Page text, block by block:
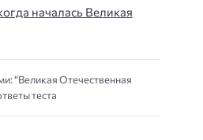
началась Великая
“Великая Отечественная
теста